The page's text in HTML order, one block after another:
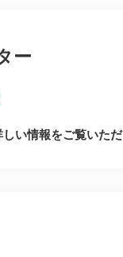
ー
い情報をご覧いただ